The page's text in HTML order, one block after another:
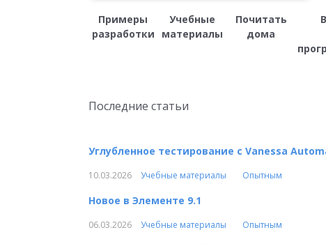
Примеры
разработки
Учебные
материалы
Почитать
дома
Последние статьи
Углубленное тестирование с Vanessa
10.03.2026 Учебные материалы Опытным
Новое в Элементе 9.1
06.03.2026 Учебные материалы Опытным